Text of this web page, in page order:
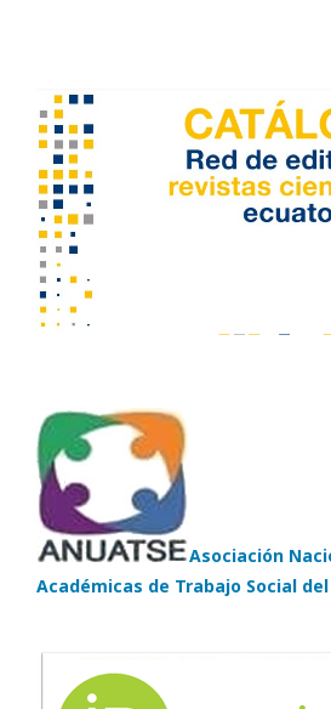
Asociación
Académicas de Trabajo Social